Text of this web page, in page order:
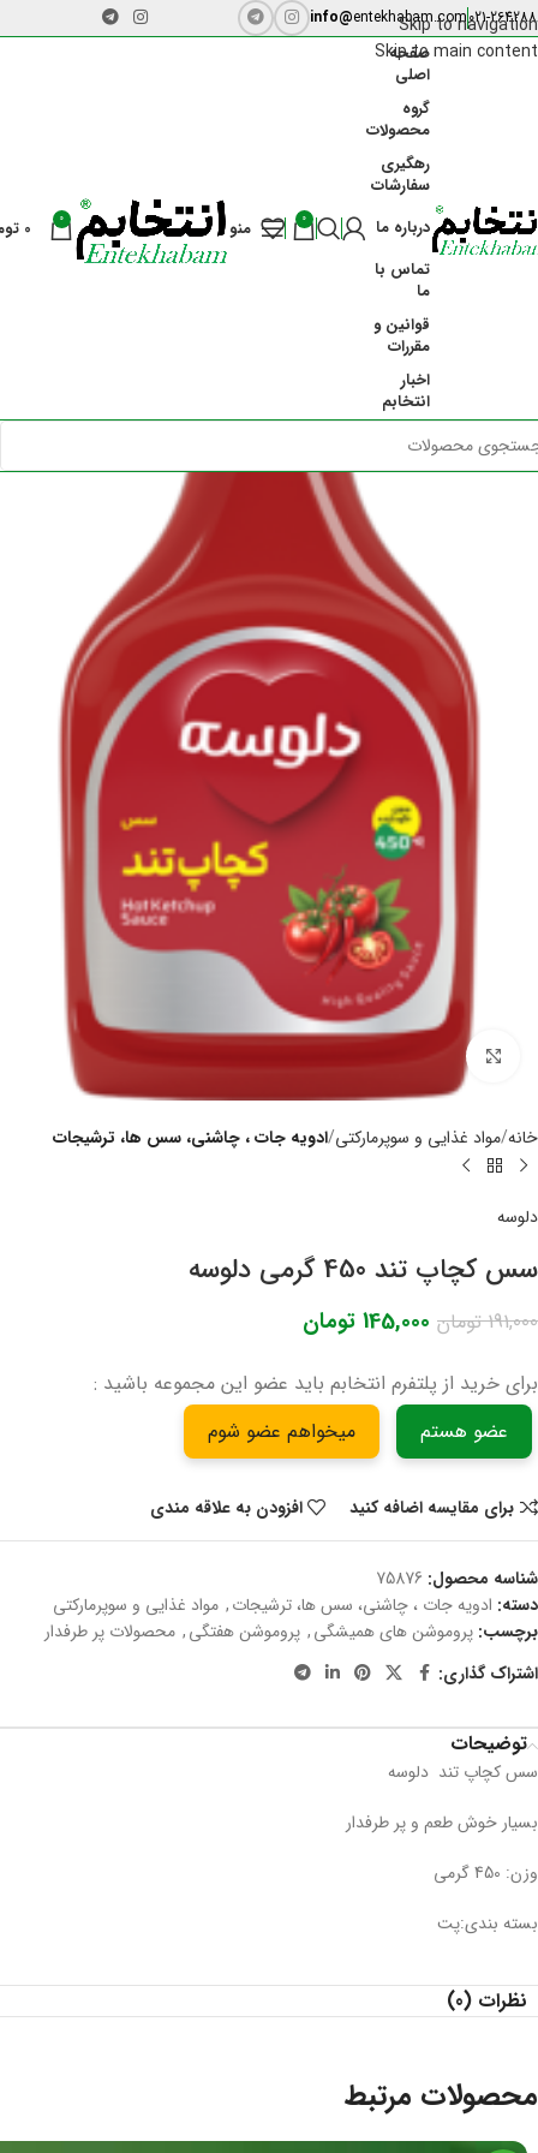
Skip to navigation
Skip to main content
021-
info@entekhabam.com
صفحه
اصلی
گروه
محصولات
رهگیری
سفارشات
درباره ما
تماس با
ما
قوانین و
مقررات
اخبار
انتخابم
0 منو 0
0
-24%
برای بزرگنمایی کلیک کنید
خانه مواد غذایی و سوپرمارکتی ادویه جات ، چاشنی، سس ها، ترشیجات
دلوسه
سس کچاپ تند 450 گرمی دلوسه
191,000تومان 145,000 تومان
برای خرید از پلتفرم انتخابم باید عضو این مجموعه باشید :
عضو هستم
میخواهم عضو شوم
برای مقایسه اضافه کنید افزودن به علاقه مندی
شناسه محصول: 75876
دسته: ادویه جات ، چاشنی، سس ها، ترشیجات, مواد غذایی و سوپرمارکتی
برچسب: پروموشن های همیشگی, پروموشن هفتگی, محصولات پر طرفدار
اشتراک گذاری:
توضیحات
سس کچاپ تند دلوسه
بسیار خوش طعم و پر طرفدار
وزن: 450 گرمی
بسته بندی:پت
نظرات (0)
محصولات مرتبط